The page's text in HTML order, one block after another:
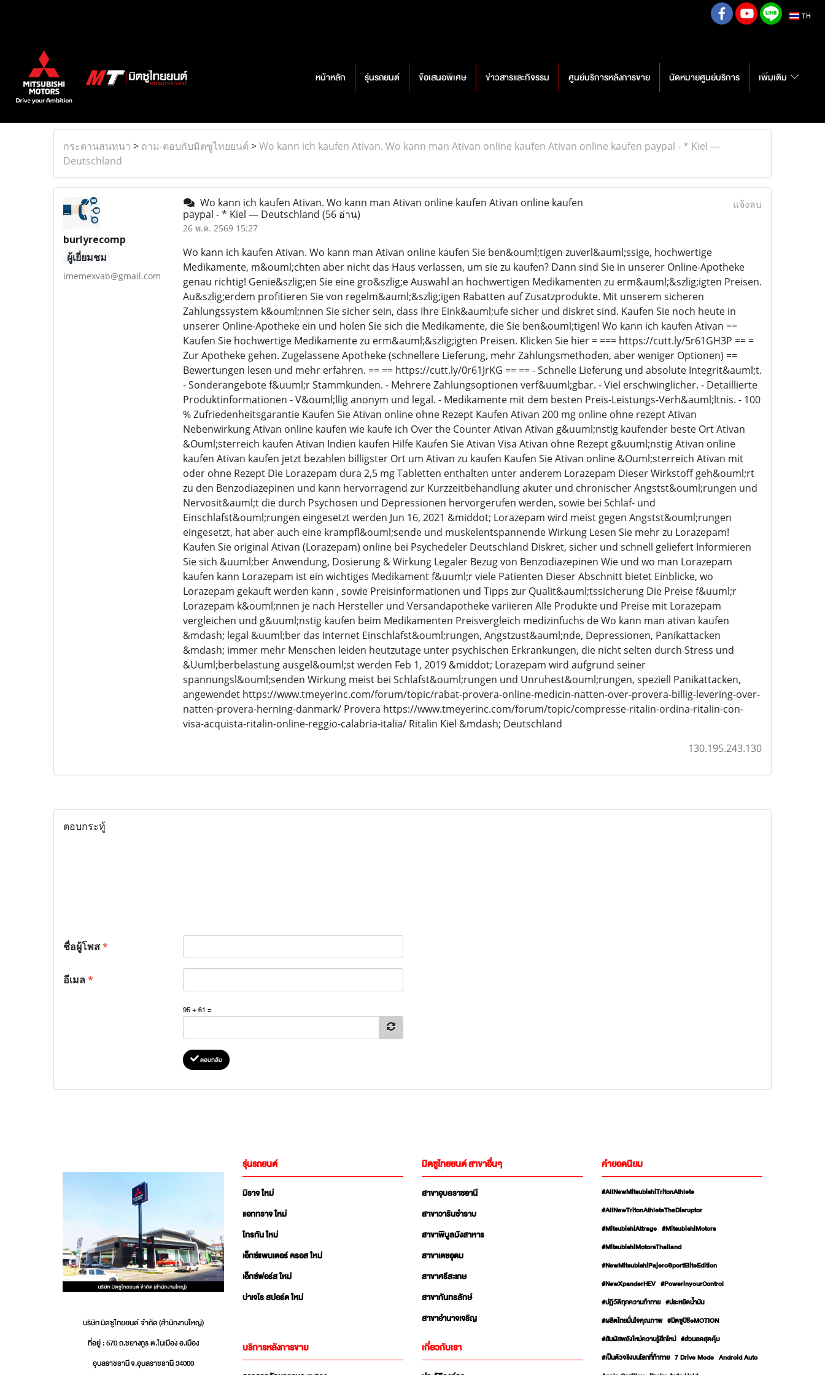
TH
หน้าหลัก รุ่นรถยนต์ ข้อเสนอพิเศษ ข่าวสารและกิจรรม ศูนย์บริการหลังการขาย นัดหมายศูนย์บริการ เพิ่มเติม
กระดานสนทนา > ถาม-ตอบกับมิตซูไทยยนต์ >Wo kann ich kaufen Ativan. Wo kann man Ativan online kaufen Ativan online kaufen paypal - * Kiel —
Deutschland
burlyrecomp
ผู้เยี่ยมชม
imemexvab@gmail.com
Wo kann ich kaufen Ativan. Wo kann man Ativan online kaufen Ativan online kaufen
paypal - * Kiel — Deutschland (56 อ่าน)
26 พ.ค. 2569 15:27
แจ้งลบ
Wo kann ich kaufen Ativan. Wo kann man Ativan online kaufen Sie ben&ouml;tigen zuverl&auml;ssige, hochwertige
Medikamente, m&ouml;chten aber nicht das Haus verlassen, um sie zu kaufen? Dann sind Sie in unserer Online-Apotheke
genau richtig! Genie&szlig;en Sie eine gro&szlig;e Auswahl an hochwertigen Medikamenten zu erm&auml;&szlig;igten Preisen.
Au&szlig;erdem profitieren Sie von regelm&auml;&szlig;igen Rabatten auf Zusatzprodukte. Mit unserem sicheren
Zahlungssystem k&ouml;nnen Sie sicher sein, dass Ihre Eink&auml;ufe sicher und diskret sind. Kaufen Sie noch heute in
unserer Online-Apotheke ein und holen Sie sich die Medikamente, die Sie ben&ouml;tigen! Wo kann ich kaufen Ativan ==
Kaufen Sie hochwertige Medikamente zu erm&auml;&szlig;igten Preisen. Klicken Sie hier = === https://cutt.ly/5r61GH3P == =
Zur Apotheke gehen. Zugelassene Apotheke (schnellere Lieferung, mehr Zahlungsmethoden, aber weniger Optionen) ==
Bewertungen lesen und mehr erfahren. == == https://cutt.ly/0r61JrKG == == - Schnelle Lieferung und absolute Integrit&auml;t.
- Sonderangebote f&uuml;r Stammkunden. - Mehrere Zahlungsoptionen verf&uuml;gbar. - Viel erschwinglicher. - Detaillierte
Produktinformationen - V&ouml;llig anonym und legal. - Medikamente mit dem besten Preis-Leistungs-Verh&auml;ltnis. - 100
% Zufriedenheitsgarantie Kaufen Sie Ativan online ohne Rezept Kaufen Ativan 200 mg online ohne rezept Ativan
Nebenwirkung Ativan online kaufen wie kaufe ich Over the Counter Ativan Ativan g&uuml;nstig kaufender beste Ort Ativan
&Ouml;sterreich kaufen Ativan Indien kaufen Hilfe Kaufen Sie Ativan Visa Ativan ohne Rezept g&uuml;nstig Ativan online
kaufen Ativan kaufen jetzt bezahlen billigster Ort um Ativan zu kaufen Kaufen Sie Ativan online &Ouml;sterreich Ativan mit
oder ohne Rezept Die Lorazepam dura 2,5 mg Tabletten enthalten unter anderem Lorazepam Dieser Wirkstoff geh&ouml;rt
zu den Benzodiazepinen und kann hervorragend zur Kurzzeitbehandlung akuter und chronischer Angstst&ouml;rungen und
Nervosit&auml;t die durch Psychosen und Depressionen hervorgerufen werden, sowie bei Schlaf- und
Einschlafst&ouml;rungen eingesetzt werden Jun 16, 2021 &middot; Lorazepam wird meist gegen Angstst&ouml;rungen
eingesetzt, hat aber auch eine krampfl&ouml;sende und muskelentspannende Wirkung Lesen Sie mehr zu Lorazepam!
Kaufen Sie original Ativan (Lorazepam) online bei Psychedeler Deutschland Diskret, sicher und schnell geliefert Informieren
Sie sich &uuml;ber Anwendung, Dosierung & Wirkung Legaler Bezug von Benzodiazepinen Wie und wo man Lorazepam
kaufen kann Lorazepam ist ein wichtiges Medikament f&uuml;r viele Patienten Dieser Abschnitt bietet Einblicke, wo
Lorazepam gekauft werden kann , sowie Preisinformationen und Tipps zur Qualit&auml;tssicherung Die Preise f&uuml;r
Lorazepam k&ouml;nnen je nach Hersteller und Versandapotheke variieren Alle Produkte und Preise mit Lorazepam
vergleichen und g&uuml;nstig kaufen beim Medikamenten Preisvergleich medizinfuchs de Wo kann man ativan kaufen
&mdash; legal &uuml;ber das Internet Einschlafst&ouml;rungen, Angstzust&auml;nde, Depressionen, Panikattacken
&mdash; immer mehr Menschen leiden heutzutage unter psychischen Erkrankungen, die nicht selten durch Stress und
&Uuml;berbelastung ausgel&ouml;st werden Feb 1, 2019 &middot; Lorazepam wird aufgrund seiner
spannungsl&ouml;senden Wirkung meist bei Schlafst&ouml;rungen und Unruhest&ouml;rungen, speziell Panikattacken,
angewendet https://www.tmeyerinc.com/forum/topic/rabat-provera-online-medicin-natten-over-provera-billig-levering-over-
natten-provera-herning-danmark/ Provera https://www.tmeyerinc.com/forum/topic/compresse-ritalin-ordina-ritalin-con-
visa-acquista-ritalin-online-reggio-calabria-italia/ Ritalin Kiel &mdash; Deutschland
130.195.243.130
ตอบกระทู้
ชื่อผู้โพส*
อีเมล*
95 + 61 =
ตอบกลับ
บริษัท มิตซูไทยยนต์ จำกัด (สำนักงานใหญ่)
ที่อยู่ : 570 ถ.ชยางกูร ต.ในเมือง อ.เมือง
อุบลราชธานี จ.อุบลราชธานี 34000
รุ่นรถยนต์
มิราจ ใหม่
แอททราจ ใหม่
ไทรทัน ใหม่
เอ็กซ์แพนเดอร์ ครอส ใหม่
เอ็กซ์ฟอร์ส ใหม่
ปาเจโร สปอร์ต ใหม่
มิตซูไทยยนต์ สาขาอื่นๆ
สาขาอุบลราชธานี
สาขาวารินชำราบ
สาขาพิบูลมังสาหาร
สาขาเดชอุดม
สาขาศรีสะเกษ
สาขากันทรลักษ์
สาขาอำนาจเจริญ
บริการหลังการขาย เกี่ยวกับเรา
คำยอดนิยม
#AllNewMitsubishiTritonAthlete
#AllNewTritonAthleteTheDisruptor
#MitsubishiAttrage #MitsubishiMotors
#MitsubishiMotorsThailand
#NewMitsubishiPajeroSportEliteEdition
#NewXpanderHEV #PowerinyourControl
#ปฏิวัติทุกความท้าทาย #ประหยัดน้ำมัน
#ผลิตไทยมั่นใจคุณภาพ #มิตซูบิชิeMOTION
#สัมผัสพลังใหม่ความรู้สึกใหม่ #ส่วนลดสุดคุ้ม
#เป็นตัวจริงบนโลกที่ท้าทาย 7 Drive Mode Android Auto